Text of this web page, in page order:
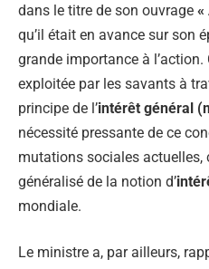
dans le titre de son ouvrage «
qu’il était en avance sur son
grande importance à l’action.
exploitée par les savants à
principe de l’intérêt général
nécessité pressante de ce
mutations sociales actuelles,
généralisé de la notion d’
mondiale.
Le ministre a, par ailleurs,